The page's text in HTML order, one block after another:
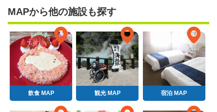
MAPから他の施設も探す
飲食 MAP 観光 MAP 宿泊 MAP